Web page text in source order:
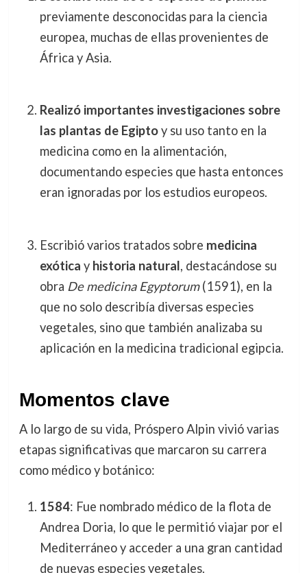
previamente desconocidas para la ciencia
europea, muchas de ellas provenientes de
África y Asia.
Realizó importantes investigaciones sobre
las plantas de Egiptoy su uso tanto en la
medicina como en la alimentación,
documentando especies que hasta entonces
eran ignoradas por los estudios europeos.
Escribió varios tratados sobre medicina
exótica y historia natural, destacándose su
obra De medicina Egyptorum(1591), en la
que no solo describía diversas especies
vegetales, sino que también analizaba su
aplicación en la medicina tradicional egipcia.
Momentos clave
A lo largo de su vida, Próspero Alpin vivió varias
etapas significativas que marcaron su carrera
como médico y botánico:
1584: Fue nombrado médico de la flota de
Andrea Doria, lo que le permitió viajar por el
Mediterráneo y acceder a una gran cantidad
de nuevas especies vegetales.